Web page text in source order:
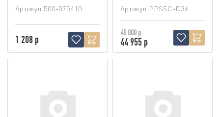
Артикул 500-075410
1 208 р
Артикул PPSSC-D36
45 000 р
44 955 р